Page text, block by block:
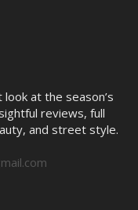
at the season’s
reviews, full
and street style.